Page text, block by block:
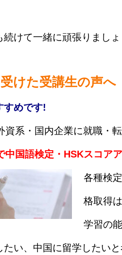
けて一緒に頑張りましょ
けた受講生の声へ
すめです!
資系・国内企業に就職・転
中国語検定・HSKスコア
各種検
格取得
学習の
い、中国に留学したい